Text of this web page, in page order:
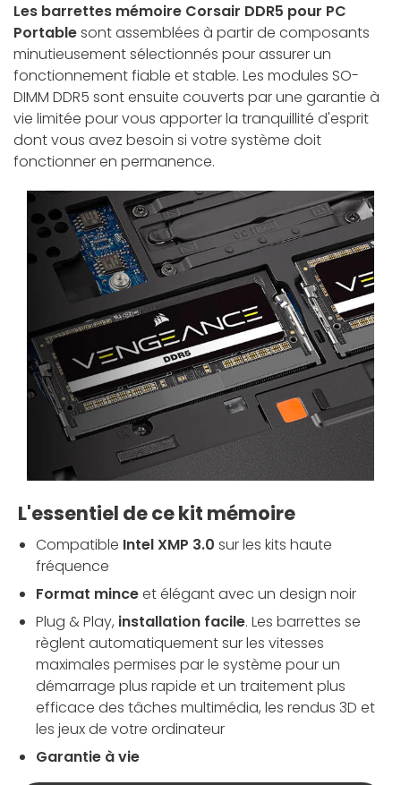
Les barrettes mémoire Corsair DDR5 pour PC
Portablesont assemblées à partir de composants
minutieusement sélectionnés pour assurer un
fonctionnement fiable et stable. Les modules SO-
DIMM DDR5 sont ensuite couverts par une garantie à
vie limitée pour vous apporter la tranquillité d'esprit
dont vous avez besoin si votre système doit
fonctionner en permanence.
L'essentiel de ce kit mémoire
Compatible Intel XMP 3.0 sur les kits haute
fréquence
Format minceet élégant avec un design noir
Plug & Play, installation facile. Les barrettes se
règlent automatiquement sur les vitesses
maximales permises par le système pour un
démarrage plus rapide et un traitement plus
efficace des tâches multimédia, les rendus 3D et
les jeux de votre ordinateur
Garantie à vie